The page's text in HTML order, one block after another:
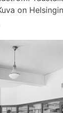
on Helsingin